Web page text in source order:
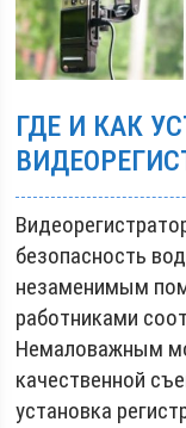
ГДЕ И КАК
безопасность
незаменимым
работниками
Немаловажным
качественной
установка